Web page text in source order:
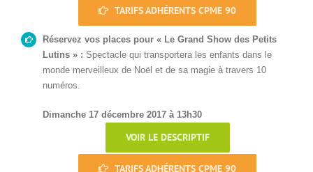
TARIFS ADHÉRENTS CPME 90
Réservez vos places pour « Le Grand Show des Petits
Lutins » : Spectacle qui transportera les enfants dans le
monde merveilleux de Noël et de sa magie à travers 10
numéros.
Dimanche 17 décembre 2017 à 13h30
VOIR LE DESCRIPTIF
TARIFS ADHÉRENTS CPME 90